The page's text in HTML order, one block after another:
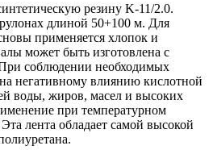
резину K-11/2.0.
длиной 50+100 м. Для
применяется хлопок и
может быть изготовлена с
соблюдении необходимых
негативному влиянию кислотной
воды, жиров, масел и высоких
при температурном
лента обладает самой высокой